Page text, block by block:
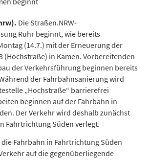
Die Straßen.NRW-
Ruhr beginnt, wie bereits
(14.7.) mit der Erneuerung der
(Hochstraße) in Kamen. Vorbereitenden
der Verkehrsführung beginnen bereits
der Fahrbahnsanierung wird
„Hochstraße“ barrierefrei
beginnen auf der Fahrbahn in
Der Verkehr wird deshalb zunächst
Fahrtrichtung Süden verlegt.
Fahrbahn in Fahrtrichtung Süden
auf die gegenüberliegende